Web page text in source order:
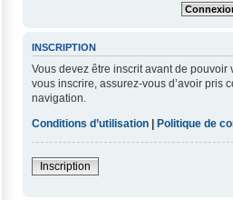
INSCRIPTION
Vous devez être inscrit avant de
vous inscrire, assurez-vous d’avoir pris
navigation.
Conditions d’utilisation | Politique de
Inscription